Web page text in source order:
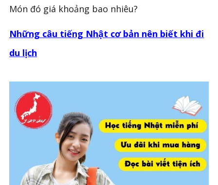
Món đó giá khoảng bao nhiêu?
Những câu tiếng Nhật cơ bản nên biết khi đi
du lịch